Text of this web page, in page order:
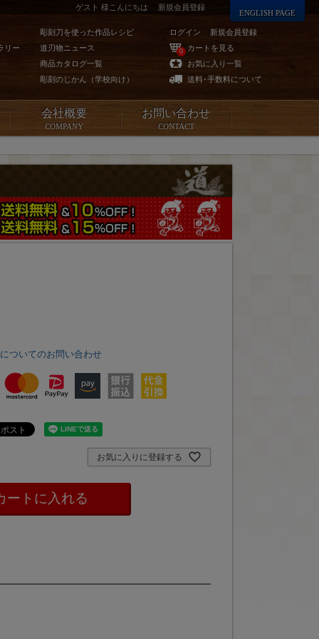
リー
彫刻刀を使った作品レシピ
道刃物ニュース
商品カタログ一覧
彫刻のじかん（学校向け）
ログイン 新規会員登録
0
カートを見る
お気に入り一覧
送料･手数料について
ゲスト 様こんにちは 新規会員登録
ENGLISH PAGE
会社概要
COMPANY
お問い合わせ
CONTACT
ついてのお問い合わせ
お気に入りに登録する
ートに入れる